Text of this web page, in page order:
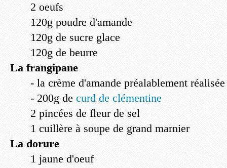
2 oeufs
120g poudre d'amande
120g de sucre glace
120g de beurre
La frangipane
- la crème d'amande préalablement réalisée
- 200g de curd de clémentine
2 pincées de fleur de sel
1 cuillère à soupe de grand marnier
La dorure
1 jaune d'oeuf